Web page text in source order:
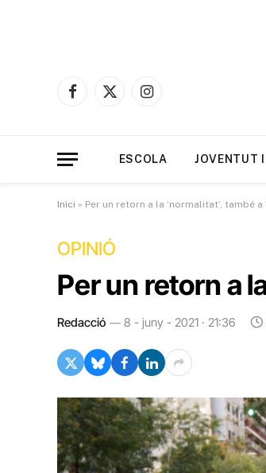
Facebook
X
Instagram
ESCOLA JOVENTUT
Inici » Per un retorn a la ‘normalitat’, també
OPINIÓ
Per un retorn a
Redacció 8 - juny - 2021 · 21:36